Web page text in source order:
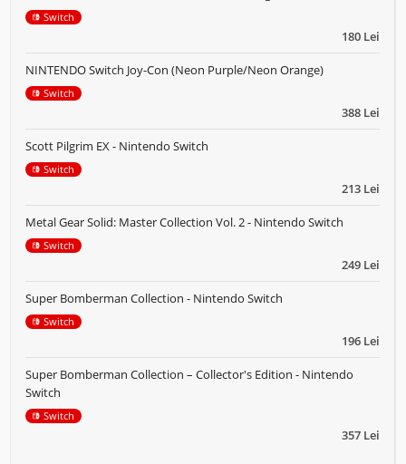
180 Lei
Switch
388 Lei
NINTENDO Switch Joy-Con (Neon Purple/Neon Orange)
Switch
213 Lei
Scott Pilgrim EX - Nintendo Switch
Switch
249 Lei
Metal Gear Solid: Master Collection Vol. 2 - Nintendo Switch
Switch
196 Lei
Super Bomberman Collection - Nintendo Switch
Switch
357 Lei
Super Bomberman Collection – Collector's Edition - Nintendo
Switch
Switch